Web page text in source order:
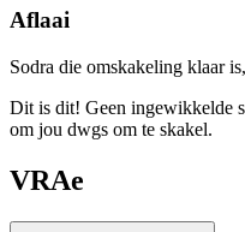
Aflaai
Sodra die omskakeling klaar
Dit is dit! Geen ingewikkelde
om jou dwgs om te skakel.
VRAe